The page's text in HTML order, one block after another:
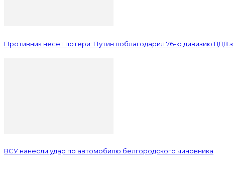
Противник несет потери: Путин поблагодарил 76-ю дивизию ВДВ
ВСУ нанесли удар по автомобилю белгородского чиновника